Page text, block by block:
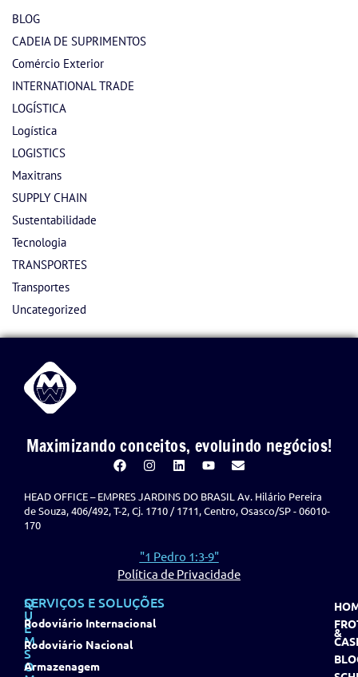
BLOG
CADEIA DE SUPRIMENTOS
Comércio Exterior
INTERNATIONAL TRADE
LOGÍSTICA
Logística
LOGISTICS
Maxitrans
SUPPLY CHAIN
Sustentabilidade
Tecnologia
TRANSPORTES
Transportes
Uncategorized
Maximizando conceitos, evoluindo negócios!
HEAD OFFICE – EMPRES JARDINS DO BRASIL Av. Hilário Pereira
de Souza, 406/492, T-2, Cj. 1710 / 1711, Centro, Osasco/SP - 06010-
170
"1 Pedro 1:3-9"
Política de Privacidade
Q
U
E
M
S
O
SERVIÇOS E SOLUÇÕES
Rodoviário Internacional
Rodoviário Nacional
Armazenagem
&